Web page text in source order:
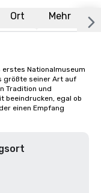
Ort Mehr
erstes Nationalmuseum
größte seiner Art auf
Tradition und
beeindrucken, egal ob
einen Empfang